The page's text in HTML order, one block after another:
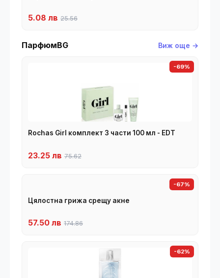
5.08 лв 25.56
ПарфюмBG Виж още →
-69%
Rochas Girl комплект 3 части 100 мл - EDT
23.25 лв 75.62
-67%
Цялостна грижа срещу акне
57.50 лв 174.86
-62%